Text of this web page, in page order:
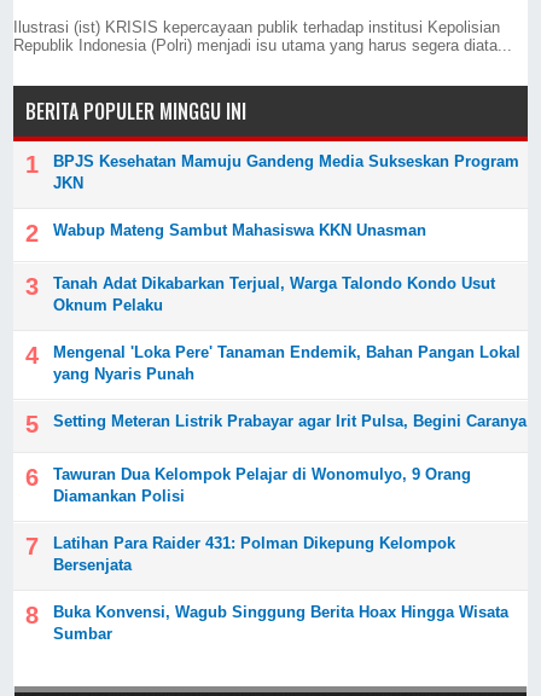
Ilustrasi (ist) KRISIS kepercayaan publik terhadap institusi Kepolisian
Republik Indonesia (Polri) menjadi isu utama yang harus segera diata...
BERITA POPULER MINGGU INI
BPJS Kesehatan Mamuju Gandeng Media Sukseskan Program
JKN
Wabup Mateng Sambut Mahasiswa KKN Unasman
Tanah Adat Dikabarkan Terjual, Warga Talondo Kondo Usut
Oknum Pelaku
Mengenal 'Loka Pere' Tanaman Endemik, Bahan Pangan Lokal
yang Nyaris Punah
Setting Meteran Listrik Prabayar agar Irit Pulsa, Begini Caranya
Tawuran Dua Kelompok Pelajar di Wonomulyo, 9 Orang
Diamankan Polisi
Latihan Para Raider 431: Polman Dikepung Kelompok
Bersenjata
Buka Konvensi, Wagub Singgung Berita Hoax Hingga Wisata
Sumbar